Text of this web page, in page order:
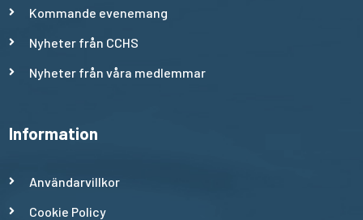
Kommande evenemang
Nyheter från CCHS
Nyheter från våra medlemmar
Information
Användarvillkor
Cookie Policy